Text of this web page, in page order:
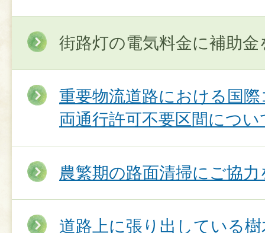
街路灯の電気料金に補助
重要物流道路における国
両通行許可不要区間につい
農繁期の路面清掃にご協力
道路上に張り出している